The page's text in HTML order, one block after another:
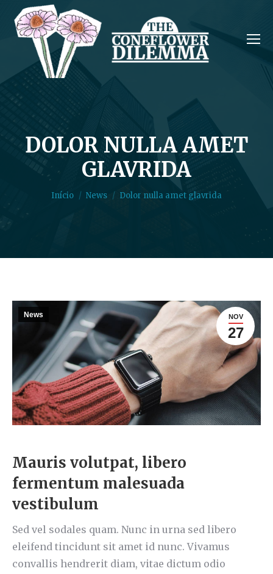
DOLOR NULLA AMET
GLAVRIDA
Você está aqui:
Início News Dolor nulla amet glavrida
NOV
27
News
Mauris volutpat, libero
fermentum malesuada
vestibulum
Sed vel sodales quam. Nunc in urna sed libero
eleifend tincidunt sit amet id nunc. Vivamus
convallis hendrerit diam, vitae dictum odio